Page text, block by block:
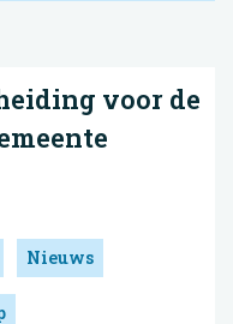
voor de
Nieuws